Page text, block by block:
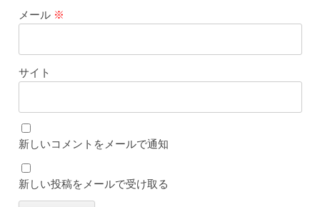
メール ※
サイト
新しいコメントをメールで通知
新しい投稿をメールで受け取る